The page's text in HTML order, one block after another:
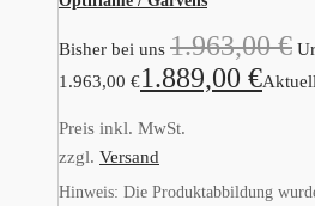
Bisher bei uns 1.963,00€
1.963,00 €1.889,00 €
Preis inkl. MwSt.
zzgl. Versand
Hinweis: Die Produktabbildung